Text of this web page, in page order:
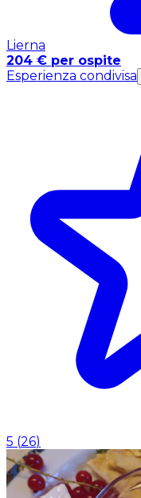
Lierna
204 € per ospite
Esperienza condivisa
5 (26)